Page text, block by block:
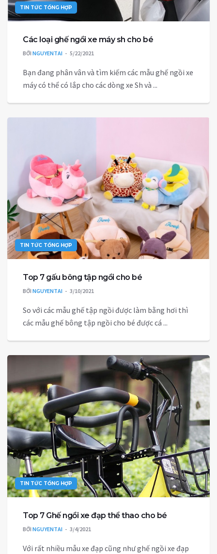
TIN TỨC TỔNG HỢP
Các loại ghế ngồi xe máy sh cho bé
BỞI NGUYENTAI 5/22/2021
Bạn đang phân vân và tìm kiếm các mẫu ghế ngồi xe
máy có thể có lắp cho các dòng xe Sh và ...
TIN TỨC TỔNG HỢP
Top 7 gấu bông tập ngồi cho bé
BỞI NGUYENTAI 3/10/2021
So với các mẫu ghế tập ngồi được làm bằng hơi thì
các mẫu ghế bông tập ngồi cho bé được cá ...
TIN TỨC TỔNG HỢP
Top 7 Ghế ngồi xe đạp thể thao cho bé
BỞI NGUYENTAI 3/4/2021
Với rất nhiều mẫu xe đạp cũng như ghế ngồi xe đạp